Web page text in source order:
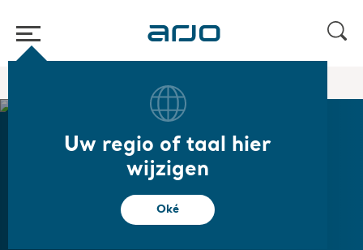
Uw regio of taal hier
wijzigen
Oké
Preventief onderhoud
Preventief onderhoud